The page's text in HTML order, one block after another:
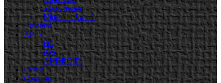
Xbox Series
Nintendo Switch
Artículos
APPS
PC
iOS
ANDROID
Prensa
Contacto